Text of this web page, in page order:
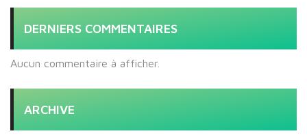
DERNIERS COMMENTAIRES
Aucun commentaire à afficher.
ARCHIVE